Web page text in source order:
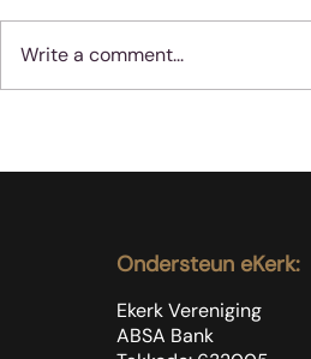
Write a comment...
Ondersteun eKerk:
Ekerk Vereniging
ABSA Bank